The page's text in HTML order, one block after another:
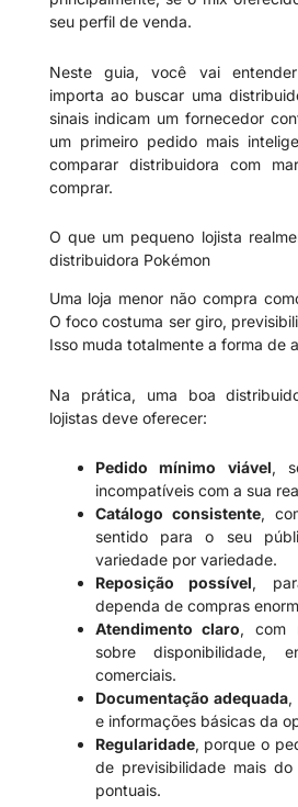
seu perfil de venda.
Neste guia, você vai
importa ao buscar uma
sinais indicam um fornecedor
um primeiro pedido mais
comparar distribuidora com
comprar.
O que um pequeno lojista
distribuidora Pokémon
Uma loja menor não compra
O foco costuma ser giro,
Isso muda totalmente a forma de
Na prática, uma boa
lojistas deve oferecer:
Pedido mínimo viável,
incompatíveis com a sua
Catálogo consistente,
sentido para o seu
variedade por variedade.
Reposição possível,
dependa de compras
Atendimento claro, com
sobre disponibilidade,
comerciais.
Documentação adequada,
e informações básicas da
Regularidade, porque o
de previsibilidade mais
pontuais.